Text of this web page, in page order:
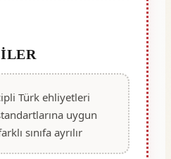
Türk ehliyetleri
uygun
sınıfa ayrılır